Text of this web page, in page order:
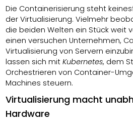
Die Containerisierung steht
der Virtualisierung. Vielmehr
die beiden Welten ein Stück weit
einen versuchen Unternehmen,
Virtualisierung von Servern
lassen sich mitKubernetes, dem
Orchestrieren von Container-
Machines steuern.
Virtualisierung macht
Hardware